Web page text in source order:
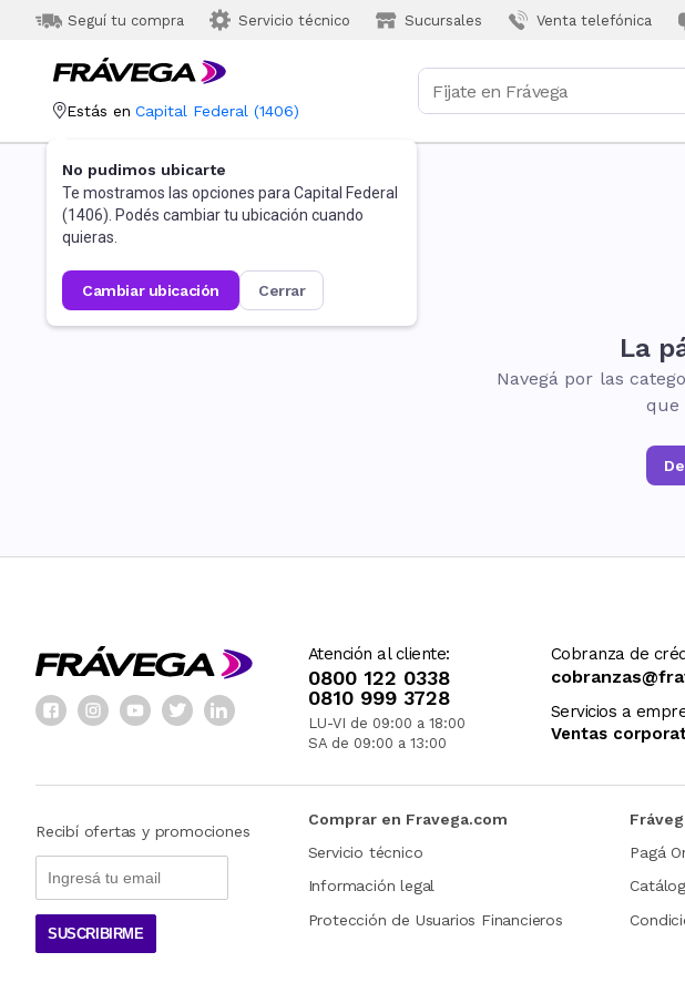
Seguí tu compra Servicio técnico Sucursales Venta telefónica
Estás en Capital Federal (1406)
No pudimos ubicarte
Te mostramos las opciones para Capital Federal
(1406). Podés cambiar tu ubicación cuando
quieras.
cambiar ubicación cerrar
La
Navegá por las
que
Atención al cliente:
0800 122 0338
0810 999 3728
LU-VI de 09:00 a 18:00
SA de 09:00 a 13:00
Cobranza de
Servicios a
Ventas
Recibí ofertas y promociones
SUSCRIBIRME
Comprar en Fravega.com
Servicio técnico
Información legal
Protección de Usuarios Financieros
Pagá